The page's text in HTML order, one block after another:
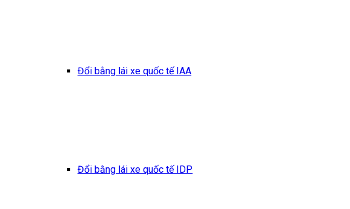
Đổi bằng lái xe quốc tế IAA
Đổi bằng lái xe quốc tế IDP